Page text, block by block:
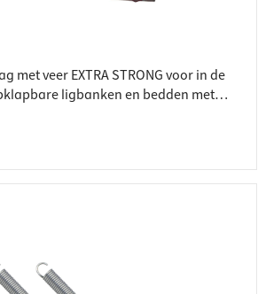
met veer EXTRA STRONG voor in de
ligbanken en bedden met